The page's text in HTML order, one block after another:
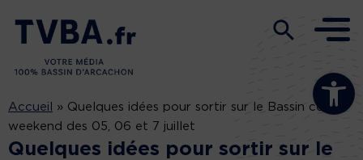
Ouvrir la
Accueil » Quelques idées pour sortir sur le Bassin ce
weekend des 05, 06 et 7 juillet
Quelques idées pour sortir sur le